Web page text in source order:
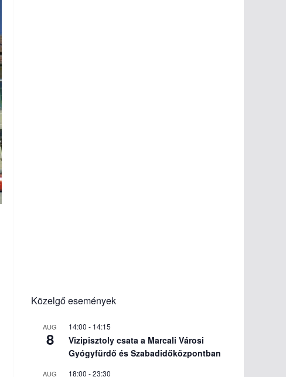
Közelgő események
AUG
8
14:00 - 14:15
Vizipisztoly csata a Marcali Városi
Gyógyfürdő és Szabadidőközpontban
AUG 18:00 -23:30